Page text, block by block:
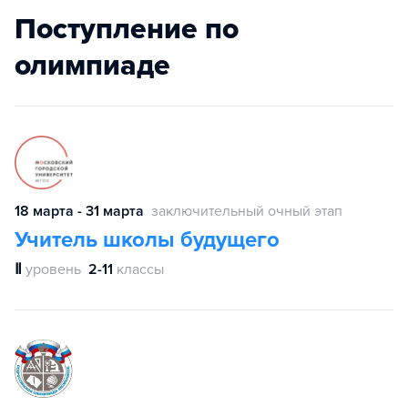
Поступление по
олимпиаде
18 марта - 31 марта заключительный очный этап
Учитель школы будущего
Ⅱ уровень 2-11 классы